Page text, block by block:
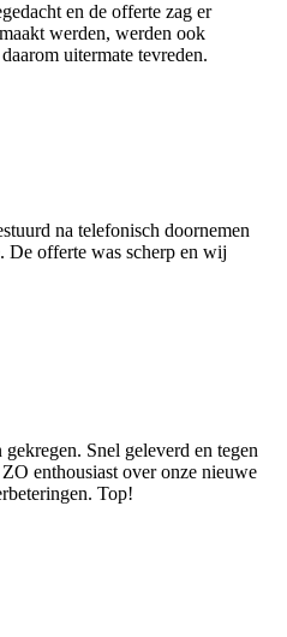
en de offerte zag er
werden, werden ook
uitermate tevreden.
na telefonisch doornemen
De offerte was scherp en wij
Snel geleverd en tegen
enthousiast over onze nieuwe
Top!